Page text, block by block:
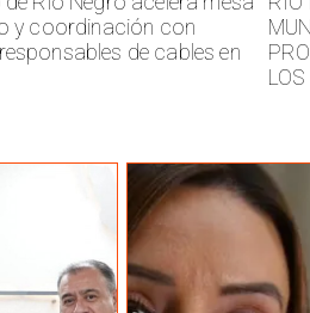
y coordinación con
de cables en